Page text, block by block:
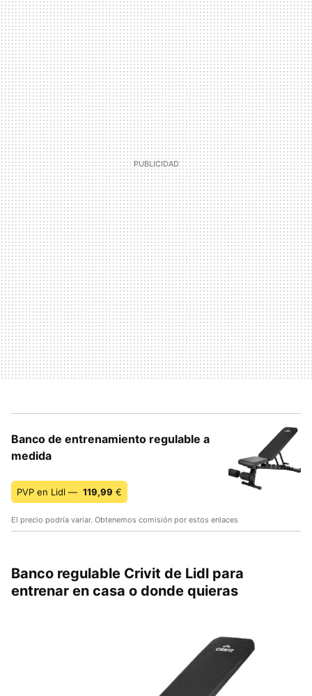
Banco de entrenamiento regulable a
medida
PVP en Lidl — 119,99 €
El precio podría variar. Obtenemos comisión por estos enlaces
Banco regulable Crivit de Lidl para
entrenar en casa o donde quieras